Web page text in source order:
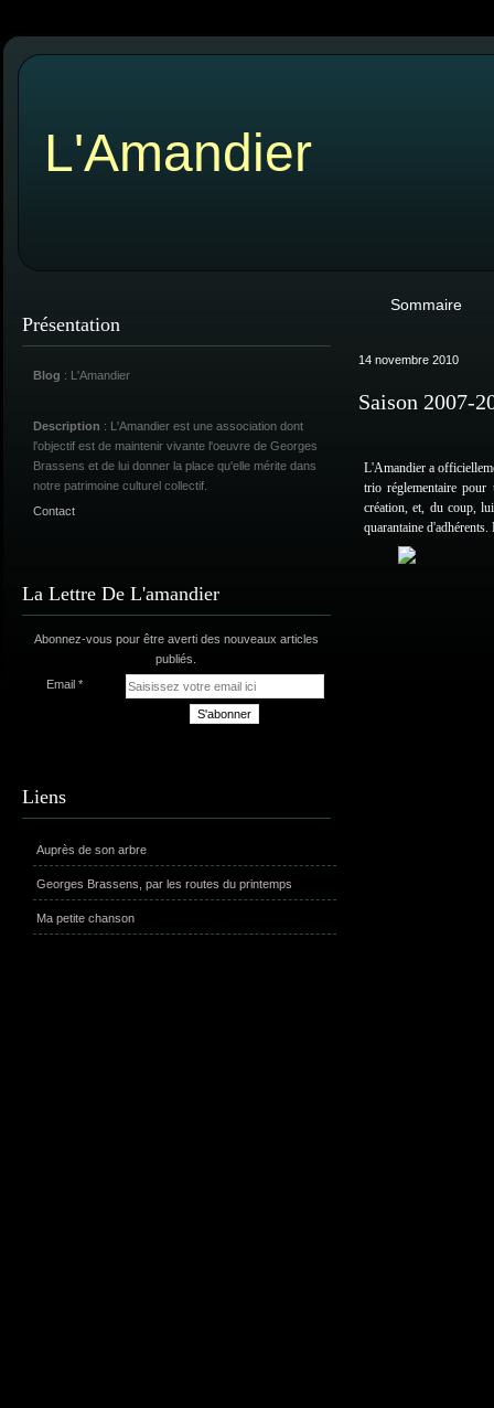
L'Amandier
Présentation
Blog : L'Amandier
Description : L'Amandier est une association dont
l'objectif est de maintenir vivante l'oeuvre de Georges
Brassens et de lui donner la place qu'elle mérite dans
notre patrimoine culturel collectif.
Contact
La Lettre De L'amandier
Abonnez-vous pour être averti des nouveaux articles
publiés.
Email
Liens
Auprès de son arbre
Georges Brassens, par les routes du printemps
Ma petite chanson
Sommaire
14 novembre 2010
Saison 2007-
L'Amandier a
trio réglementaire
création, et, du coup,
quarantaine